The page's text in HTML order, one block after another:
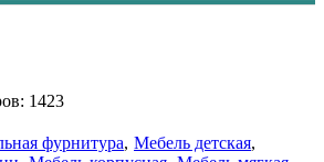
1423
фурнитура Мебель детская